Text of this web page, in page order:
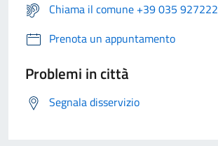
Chiama il comune +39 035 927222
Prenota un appuntamento
Problemi in città
Segnala disservizio